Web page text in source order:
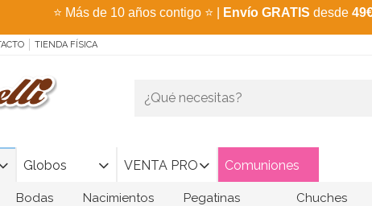
⭐ Más de 10 años contigo ⭐ Envío GRATIS desde
TIENDA FÍSICA
Globos VENTA PRO Comuniones
Bodas Nacimientos Pegatinas Chuches